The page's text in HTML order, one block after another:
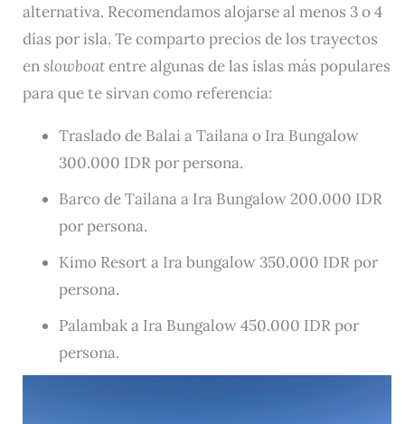
alternativa. Recomendamos alojarse al menos 3 o 4
días por isla. Te comparto precios de los trayectos
enslowboatentre algunas de las islas más populares
para que te sirvan como referencia:
Traslado de Balai a Tailana o Ira Bungalow
300.000 IDR por persona.
Barco de Tailana a Ira Bungalow 200.000 IDR
por persona.
Kimo Resort a Ira bungalow 350.000 IDR por
persona.
Palambak a Ira Bungalow 450.000 IDR por
persona.